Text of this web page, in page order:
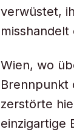
verwüstet,
Wien, wo
Brennpunkt
zerstörte
einzigartige